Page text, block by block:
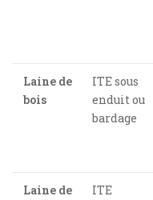
Laine de
bois
ITE sous
enduit ou
bardage
Laine de
ITE